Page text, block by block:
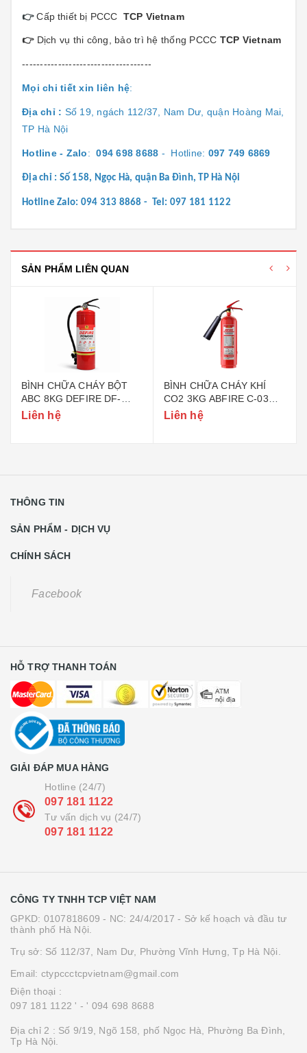
👉Cấp thiết bị PCCC TCP Vietnam
👉 Dịch vụ thi công, bảo trì hệ thống PCCC TCP Vietnam
------------------------------------
Mọi chi tiết xin liên hệ:
Địa chỉ : Số 19, ngách 112/37, Nam Dư, quận Hoàng Mai,
TP Hà Nội
Hotline - Zalo:094 698 8688 - Hotline: 097 749 6869
Địa chỉ : Số 158, Ngọc Hà, quận Ba Đình, TP Hà Nội
Hotline Zalo: 094 313 8868 - Tel: 097 181 1122
SẢN PHẨM LIÊN QUAN
BÌNH CHỮA CHÁY BỘT
ABC 8KG DEFIRE DF-
ABC8 (BỘ CÔNG AN)
Liên hệ
BÌNH CHỮA CHÁY KHÍ
CO2 3KG ABFIRE C-03
(TEM BỘ CÔNG AN)
Liên hệ
THÔNG TIN
SẢN PHẨM - DỊCH VỤ
CHÍNH SÁCH
Facebook
HỖ TRỢ THANH TOÁN
GIẢI ĐÁP MUA HÀNG
Hotline (24/7)
097 181 1122
Tư vấn dịch vụ (24/7)
097 181 1122
CÔNG TY TNHH TCP VIỆT NAM
GPKD: 0107818609 - NC: 24/4/2017 - Sở kế hoạch và đầu tư
thành phố Hà Nội.
Trụ sở: Số 112/37, Nam Dư, Phường Vĩnh Hưng, Tp Hà Nội.
Email: ctypccctcpvietnam@gmail.com
Điện thoại :
097 181 1122 ' - ' 094 698 8688
Địa chỉ 2 : Số 9/19, Ngõ 158, phố Ngọc Hà, Phường Ba Đình,
Tp Hà Nội.